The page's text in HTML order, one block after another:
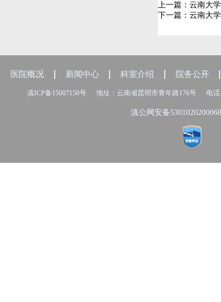
上一篇： 云南大
下一篇： 云南大
医院概况 新闻中心 科室介绍 院务公开
滇ICP备15007158号 地址：云南省昆明市青年路176号 电话
滇公网安备